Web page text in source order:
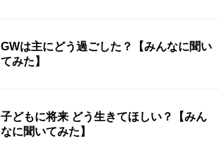
GWは主にどう過ごした？【みんなに聞い
てみた】
子どもに将来 どう生きてほしい？【みん
なに聞いてみた】